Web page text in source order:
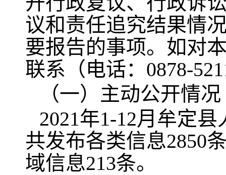
议和责任追究结果情
要报告的事项。如对
联系（电话：0878-
（一）主动公开情况
2021年1-12月牟定
共发布各类信息2850
域信息213条。